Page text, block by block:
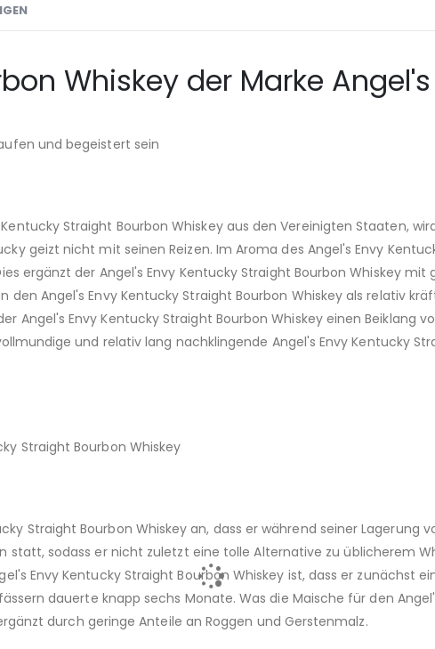
Whiskey der Marke Angel's
und begeistert sein
Straight Bourbon Whiskey aus den Vereinigten Staaten,
geizt nicht mit seinen Reizen. Im Aroma des Angel's Envy
ergänzt der Angel's Envy Kentucky Straight Bourbon Whiskey
den Angel's Envy Kentucky Straight Bourbon Whiskey als relativ
Angel's Envy Kentucky Straight Bourbon Whiskey einen Beiklang
und relativ lang nachklingende Angel's Envy Kentucky
Straight Bourbon Whiskey
Straight Bourbon Whiskey an, dass er während seiner Lagerung
statt, sodass er nicht zuletzt eine tolle Alternative zu üblicherem
Envy Kentucky Straight Bourbon Whiskey ist, dass er zunächst
dauerte knapp sechs Monate. Was die Maische für den
durch geringe Anteile an Roggen und Gerstenmalz.